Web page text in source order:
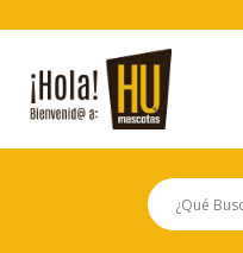
Saltar
al
contenido